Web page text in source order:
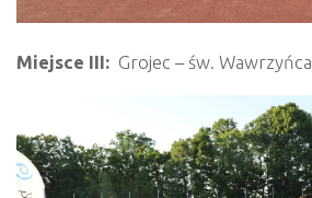
Miejsce III: Grojec – św. Wawrzyńca